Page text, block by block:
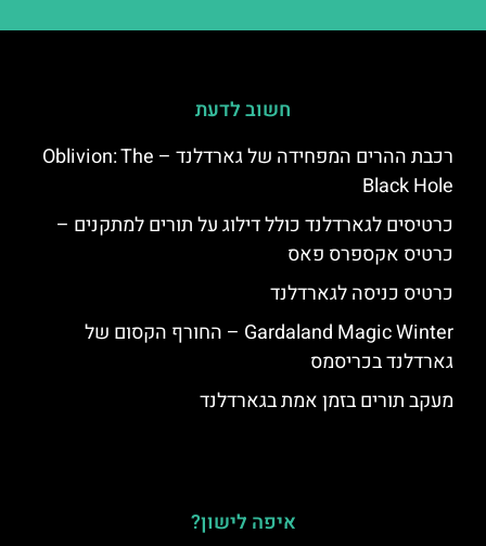
חשוב לדעת
רכבת ההרים המפחידה של גארדלנד – Oblivion: The
Black Hole
כרטיסים לגארדלנד כולל דילוג על תורים למתקנים –
כרטיס אקספרס פאס
כרטיס כניסה לגארדלנד
Gardaland Magic Winter – החורף הקסום של
גארדלנד בכריסמס
מעקב תורים בזמן אמת בגארדלנד
איפה לישון?